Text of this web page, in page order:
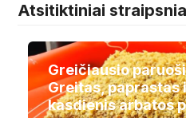
Atsitiktiniai
Greičiausio
Greitas, paprastas
kasdienis arbatos